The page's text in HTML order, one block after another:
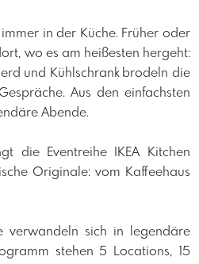
in der Küche. Früher oder
wo es am heißesten hergeht:
und Kühlschrank brodeln die
Aus den einfachsten
Abende.
die Eventreihe IKEA Kitchen
Originale: vom Kaffeehaus
verwandeln sich in legendäre
stehen 5 Locations, 15